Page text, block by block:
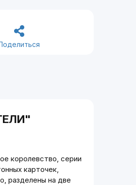
королевство, серии
карточек,
разделены на две